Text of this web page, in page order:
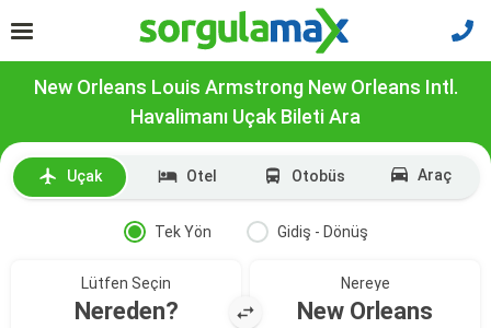
New Orleans Louis Armstrong New Orleans Intl.
Havalimanı Uçak Bileti Ara
Uçak Otel Otobüs Araç
Tek Yön Gidiş - Dönüş
Lütfen Seçin
Nereden?
Nereye
New Orleans